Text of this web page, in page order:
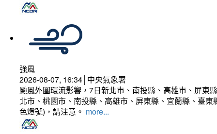
強風
2026-08-07, 16:34│中央氣象署
颱風外圍環流影響，7日新北市、南投縣、高雄市、屏東
北市、桃園市、南投縣、高雄市、屏東縣、宜蘭縣、臺
色燈號)，請注意。 more...